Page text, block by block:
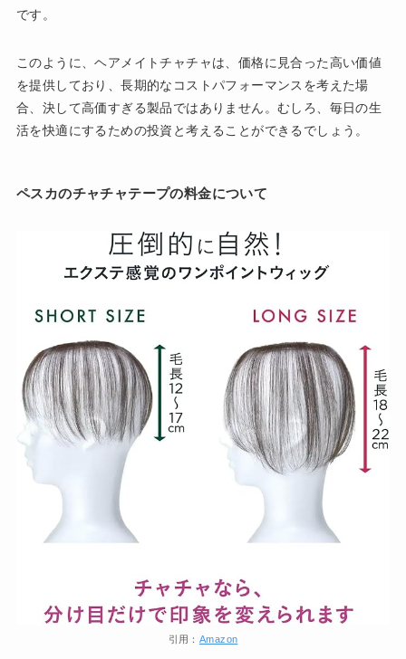
です。
このように、ヘアメイトチャチャは、価格に見合った高い価値
を提供しており、長期的なコストパフォーマンスを考えた場
合、決して高価すぎる製品ではありません。むしろ、毎日の生
活を快適にするための投資と考えることができるでしょう。
ペスカのチャチャテープの料金について
引用： Amazon